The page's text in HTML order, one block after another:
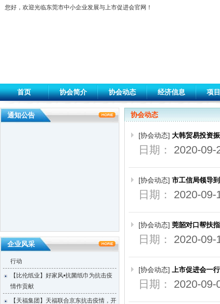
您好，欢迎光临东莞市中小企业发展与上市促进会官网！
首页 协会简介 协会动态 经济信息 项
通知公告
企业风采
【天使口腔】防疫工作，天使口腔一直在
行动
【比伦纸业】好家风•抗菌纸巾为抗击疫
情作贡献
【天福集团】天福联合京东抗击疫情，开
协会动态
[协会动态] 大韩贸易投资
日期： 2020-
[协会动态] 市工信局领导
日期： 2020-
[协会动态] 莞韶对口帮扶
日期： 2020-
[协会动态] 上市促进会一
日期： 2020-